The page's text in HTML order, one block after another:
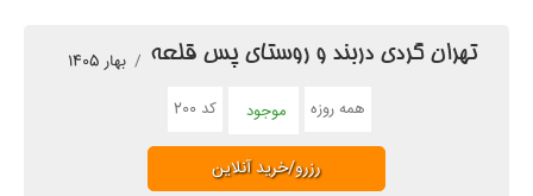
تهران گردی دربند و روستای پس قلعه
بهار 1405
همه روزه
موجود کد 200
رزرو/خرید آنلاین